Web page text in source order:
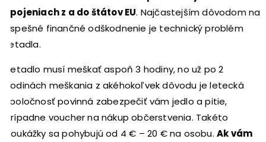
spojeniach z a do štátov EU. Najčastejším dôvodom na
úspešné finančné odškodnenie je technický problém
lietadla.
Lietadlo musí meškať aspoň 3 hodiny, no už po 2
hodinách meškania z akéhokoľvek dôvodu je letecká
spoločnosť povinná zabezpečiť vám jedlo a pitie,
prípadne voucher na nákup občerstvenia. Takéto
poukážky sa pohybujú od 4 € – 20 € na osobu. Ak vám